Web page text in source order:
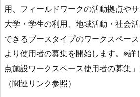
用、フィールドワークの活動拠点や
大学・学生の利用、地域活動・社会
できるブースタイプのワークスペー
より使用者の募集を開始します。※詳
点施設ワークスペース使用者の募集」
（関連リンク参照）